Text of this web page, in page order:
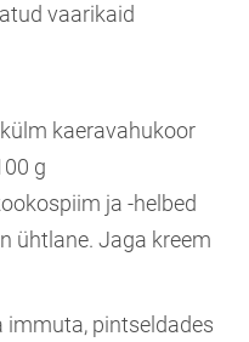
vaarikaid
kaeravahukoor
g
ja -helbed
ühtlane. Jaga kreem
immuta, pintseldades